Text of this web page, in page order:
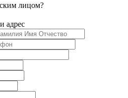
лицом?
адрес